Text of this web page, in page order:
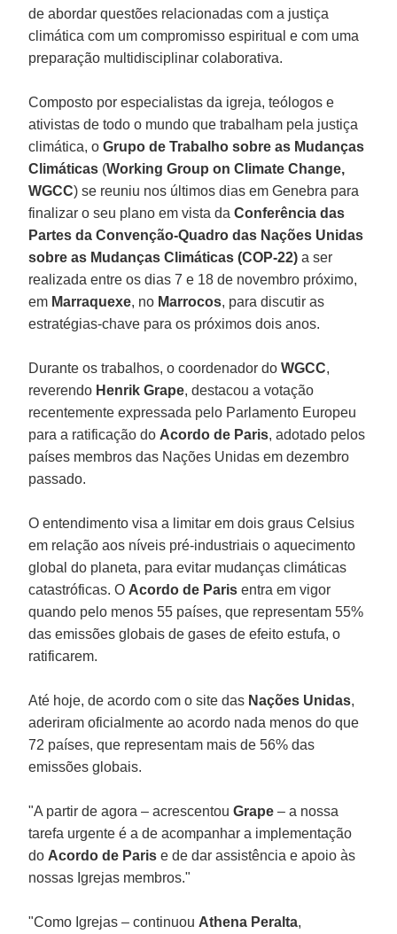
de abordar questões relacionadas com a justiça
climática com um compromisso espiritual e com uma
preparação multidisciplinar colaborativa.
Composto por especialistas da igreja, teólogos e
ativistas de todo o mundo que trabalham pela justiça
climática, oGrupo de Trabalho sobre as Mudanças
Climáticas (Working Group on Climate Change,
WGCC) se reuniu nos últimos dias em Genebra para
finalizar o seu plano em vista daConferência das
Partes da Convenção-Quadro das Nações Unidas
sobre as Mudanças Climáticas (COP-22) a ser
realizada entre os dias 7 e 18 de novembro próximo,
em Marraquexe, no Marrocos, para discutir as
estratégias-chave para os próximos dois anos.
Durante os trabalhos, o coordenador doWGCC,
reverendo Henrik Grape, destacou a votação
recentemente expressada pelo Parlamento Europeu
para a ratificação do Acordo de Paris, adotado pelos
países membros das Nações Unidas em dezembro
passado.
O entendimento visa a limitar em dois graus Celsius
em relação aos níveis pré-industriais o aquecimento
global do planeta, para evitar mudanças climáticas
catastróficas. O Acordo de Paris entra em vigor
quando pelo menos 55 países, que representam 55%
das emissões globais de gases de efeito estufa, o
ratificarem.
Até hoje, de acordo com o site das Nações Unidas,
aderiram oficialmente ao acordo nada menos do que
72 países, que representam mais de 56% das
emissões globais.
"A partir de agora – acrescentouGrape – a nossa
tarefa urgente é a de acompanhar a implementação
do Acordo de Paris e de dar assistência e apoio às
nossas Igrejas membros."
"Como Igrejas – continuou Athena Peralta,